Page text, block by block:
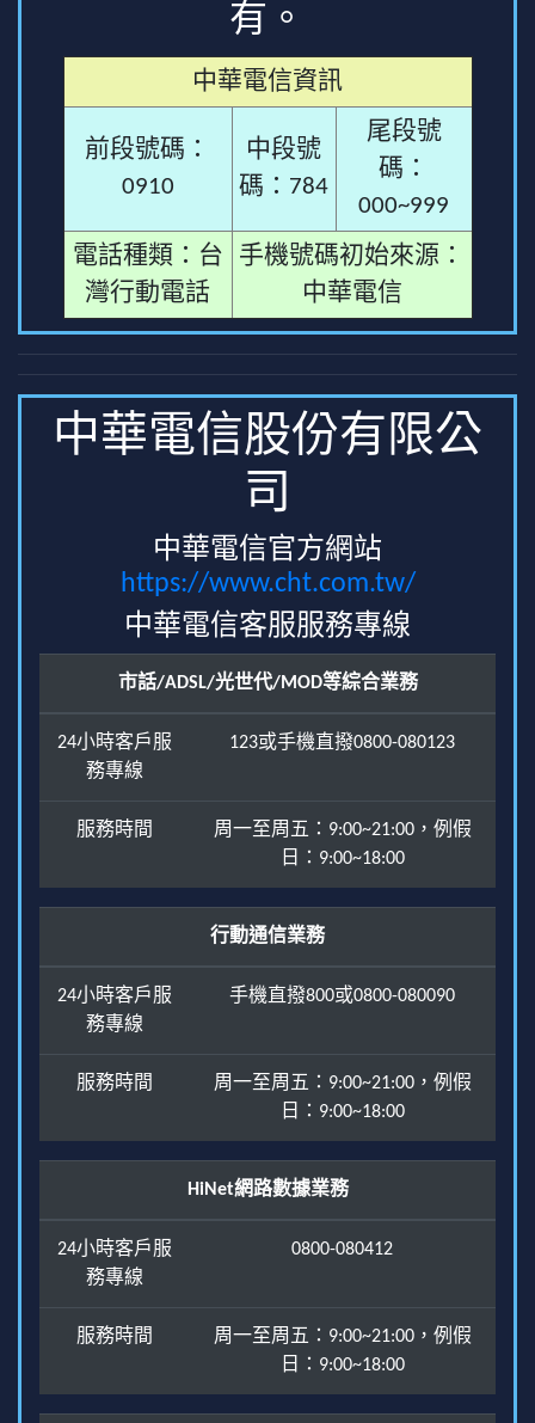
有。
中華電信資訊
前段號碼：
0910
中段號
碼：784
尾段號
碼：
000~999
電話種類：台
灣行動電話
手機號碼初始來源：
中華電信
中華電信股份有限公
司
中華電信官方網站
https://www.cht.com.tw/
中華電信客服服務專線
市話/ADSL/光世代/MOD等綜合業務
24小時客戶服
務專線
123或手機直撥0800-080123
服務時間
周一至周五：9:00~21:00，例假
日：9:00~18:00
行動通信業務
24小時客戶服
務專線
手機直撥800或0800-080090
服務時間
周一至周五：9:00~21:00，例假
日：9:00~18:00
HiNet網路數據業務
24小時客戶服
務專線
0800-080412
服務時間
周一至周五：9:00~21:00，例假
日：9:00~18:00